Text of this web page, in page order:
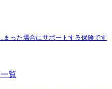
った場合にサポートする保険です
覧